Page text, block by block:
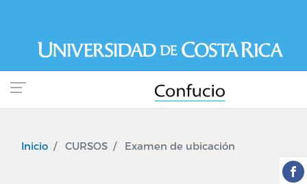
contenido
principal
Inicio CURSOS Examen de ubicación